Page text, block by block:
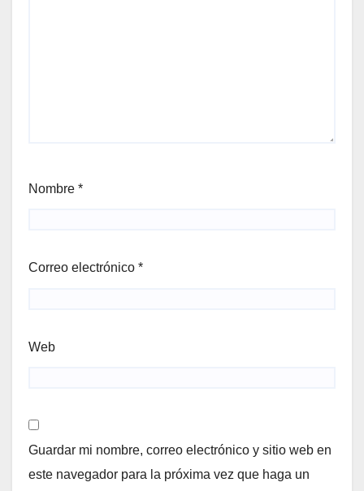
Nombre *
Correo electrónico *
Web
Guardar mi nombre, correo electrónico y sitio web en
este navegador para la próxima vez que haga un